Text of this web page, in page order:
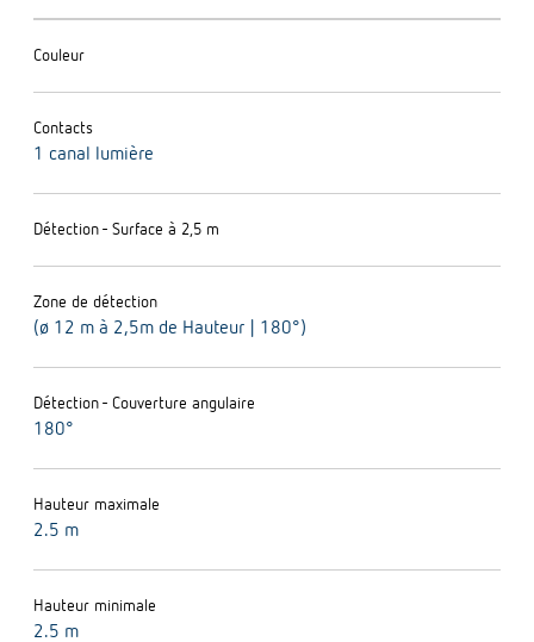
Couleur
Contacts
1 canal lumière
Détection - Surface à 2,5 m
Zone de détection
(ø 12 m à 2,5m de Hauteur | 180°)
Détection - Couverture angulaire
180°
Hauteur maximale
2.5 m
Hauteur minimale
2.5 m